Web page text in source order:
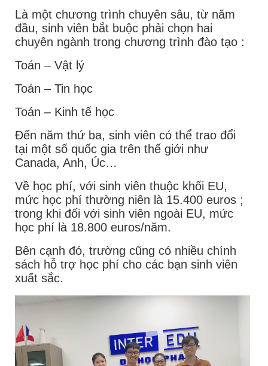
Là một chương trình chuyên sâu, từ năm
đầu, sinh viên bắt buộc phải chọn hai
chuyên ngành trong chương trình đào tạo :
Toán – Vật lý
Toán – Tin học
Toán – Kinh tế học
Đến năm thứ ba, sinh viên có thể trao đổi
tại một số quốc gia trên thế giới như
Canada, Anh, Úc…
Về học phí, với sinh viên thuộc khối EU,
mức học phí thường niên là 15.400 euros ;
trong khi đối với sinh viên ngoài EU, mức
học phí là 18.800 euros/năm.
Bên cạnh đó, trường cũng có nhiều chính
sách hỗ trợ học phí cho các bạn sinh viên
xuất sắc.